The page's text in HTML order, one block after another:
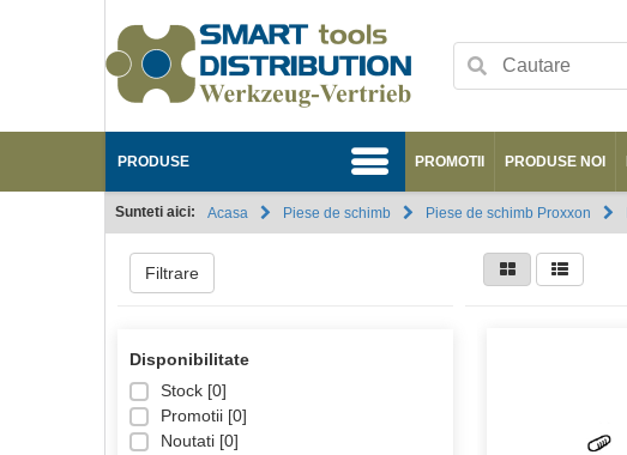
PRODUSE PROMOTII PRODUSE NOI
Sunteti aici: Acasa Piese de schimb Proxxon
Piese de schimb
Filtrare
Disponibilitate
Stock [0]
Promotii [0]
Noutati [0]